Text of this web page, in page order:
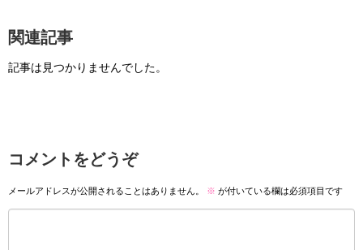
関連記事
記事は見つかりませんでした。
コメントをどうぞ
メールアドレスが公開されることはありません。 ※ が付いている欄は必須項目です